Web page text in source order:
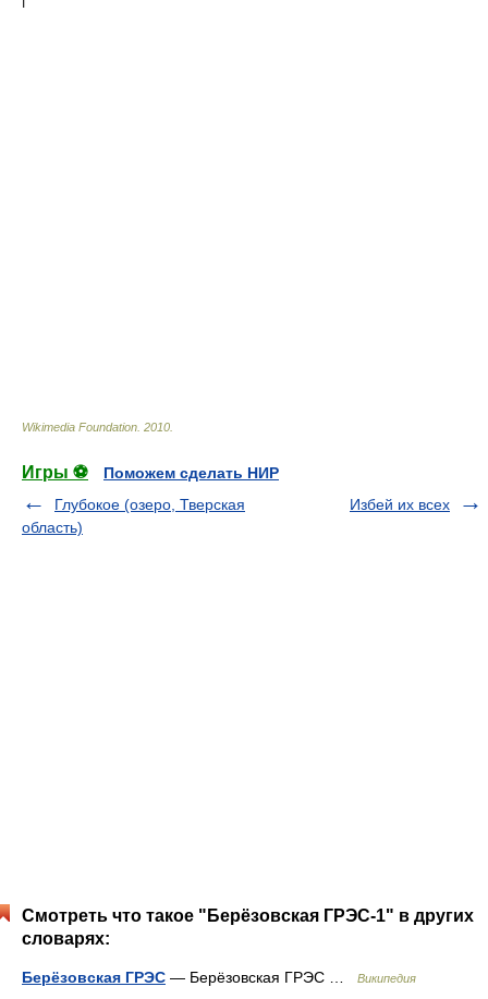
Wikimedia Foundation 2010
Игры ⚽
Поможем сделать НИР
Глубокое (озеро, Тверская
область)
Избей их всех
Смотреть что такое "Берёзовская ГРЭС-1" в других
словарях:
Берёзовская ГРЭС — Берёзовская ГРЭС … Википедия